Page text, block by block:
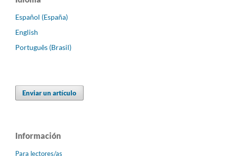
Español (España)
English
Português (Brasil)
Enviar un artículo
Información
Para lectores/as